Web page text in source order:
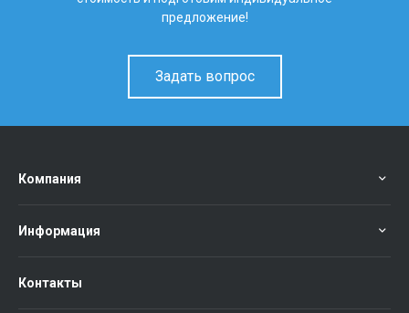
предложение!
Задать вопрос
Компания
Информация
Контакты